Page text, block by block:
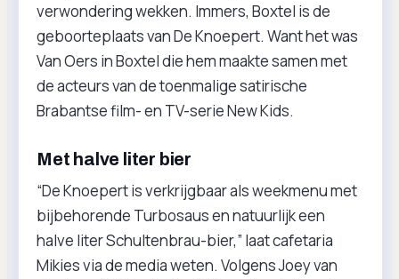
verwondering wekken. Immers, Boxtel is de
geboorteplaats van De Knoepert. Want het was
Van Oers in Boxtel die hem maakte samen met
de acteurs van de toenmalige satirische
Brabantse film- en TV-serie New Kids.
Met halve liter bier
“De Knoepert is verkrijgbaar als weekmenu met
bijbehorende Turbosaus en natuurlijk een
halve liter Schultenbrau-bier,” laat cafetaria
Mikies via de media weten. Volgens Joey van